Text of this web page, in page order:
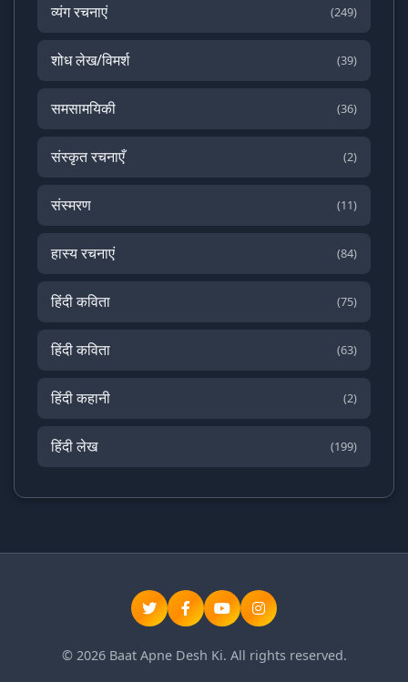
व्यंग रचनाएं (249)
शोध लेख/विमर्श (39)
समसामयिकी (36)
संस्कृत रचनाएँ (2)
संस्मरण (11)
हास्य रचनाएं (84)
हिंदी कविता (75)
हिंदी कविता (63)
हिंदी कहानी (2)
हिंदी लेख (199)
© 2026 Baat Apne Desh Ki. All rights reserved.